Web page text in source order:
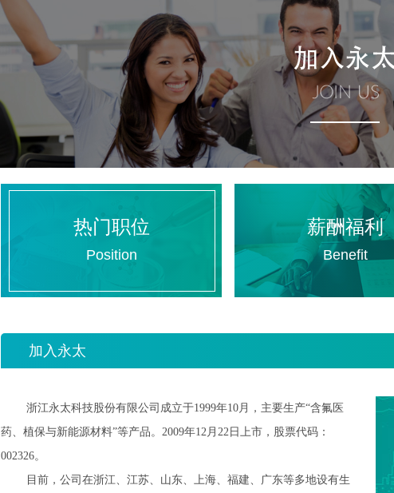
热门职位
Position
薪酬福利
Benefit
加入永太
浙江永太科技股份有限公司成立于1999年10月，主要生产“含氟医
药、植保与新能源材料”等产品。2009年12月22日上市，股票代码：
002326。
目前，公司在浙江、江苏、山东、上海、福建、广东等多地设有生